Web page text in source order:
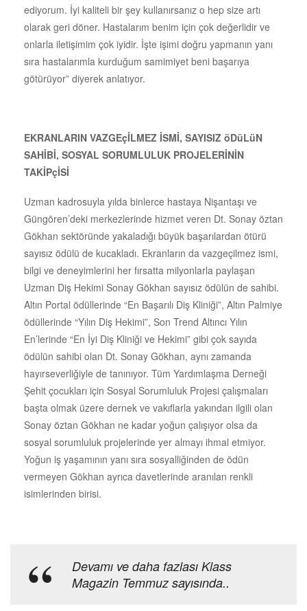
ediyorum. İyi kaliteli bir şey kullanırsanız o hep size artı
olarak geri döner. Hastalarım benim için çok değerlidir ve
onlarla iletişimim çok iyidir. İşte işimi doğru yapmanın yanı
sıra hastalarımla kurduğum samimiyet beni başarıya
götürüyor” diyerek anlatıyor.
EKRANLARIN VAZGEçİLMEZ İSMİ, SAYISIZ öDüLüN
SAHİBİ, SOSYAL SORUMLULUK PROJELERİNİN
TAKİPçİSİ
Uzman kadrosuyla yılda binlerce hastaya Nişantaşı ve
Güngören’deki merkezlerinde hizmet veren Dt. Sonay öztan
Gökhan sektöründe yakaladığı büyük başarılardan ötürü
sayısız ödülü de kucakladı. Ekranların da vazgeçilmez ismi,
bilgi ve deneyimlerini her fırsatta milyonlarla paylaşan
Uzman Diş Hekimi Sonay Gökhan sayısız ödülün de sahibi.
Altın Portal ödüllerinde “En Başarılı Diş Kliniği”, Altın Palmiye
ödüllerinde “Yılın Diş Hekimi”, Son Trend Altıncı Yılın
En’lerinde “En İyi Diş Kliniği ve Hekimi” gibi çok sayıda
ödülün sahibi olan Dt. Sonay Gökhan, aynı zamanda
hayırseverliğiyle de tanınıyor. Tüm Yardımlaşma Derneği
Şehit çocukları için Sosyal Sorumluluk Projesi çalışmaları
başta olmak üzere dernek ve vakıflarla yakından ilgili olan
Sonay öztan Gökhan ne kadar yoğun çalışıyor olsa da
sosyal sorumluluk projelerinde yer almayı ihmal etmiyor.
Yoğun iş yaşamının yanı sıra sosyalliğinden de ödün
vermeyen Gökhan ayrıca davetlerinde aranılan renkli
isimlerinden birisi.
Devamı ve daha fazlası Klass
Magazin Temmuz sayısında..